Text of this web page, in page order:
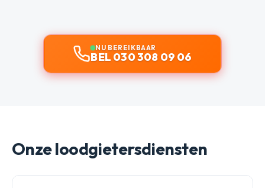
NU BEREIKBAAR
BEL 030 308 09 06
Onze loodgietersdiensten